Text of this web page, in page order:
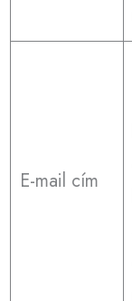
E-mail cím